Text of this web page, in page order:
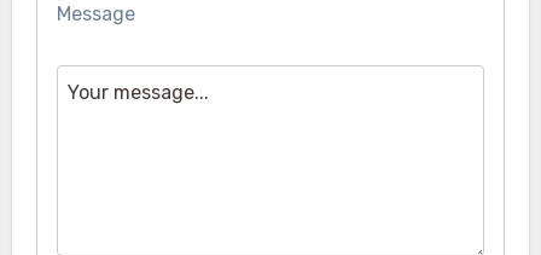
Message